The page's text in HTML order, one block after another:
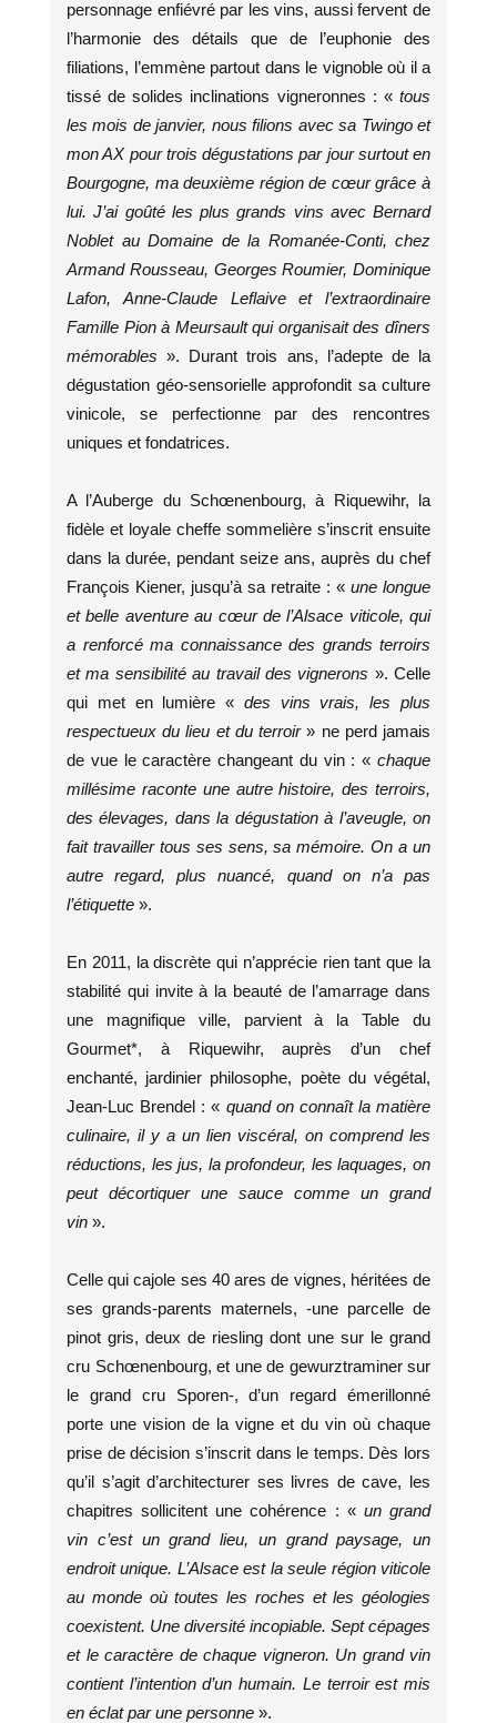
personnage enfiévré par les vins, aussi fervent de
l’harmonie des détails que de l’euphonie des
filiations, l’emmène partout dans le vignoble où il a
tissé de solides inclinations vigneronnes : « tous
les mois de janvier, nous filions avec sa Twingo et
mon AX pour trois dégustations par jour surtout en
Bourgogne, ma deuxième région de cœur grâce à
lui. J’ai goûté les plus grands vins avec Bernard
Noblet au Domaine de la Romanée-Conti, chez
Armand Rousseau, Georges Roumier, Dominique
Lafon, Anne-Claude Leflaive et l’extraordinaire
Famille Pion à Meursault qui organisait des dîners
mémorables». Durant trois ans, l’adepte de la
dégustation géo-sensorielle approfondit sa culture
vinicole, se perfectionne par des rencontres
uniques et fondatrices.
A l’Auberge du Schœnenbourg, à Riquewihr, la
fidèle et loyale cheffe sommelière s’inscrit ensuite
dans la durée, pendant seize ans, auprès du chef
François Kiener, jusqu’à sa retraite : « une longue
et belle aventure au cœur de l’Alsace viticole, qui
a renforcé ma connaissance des grands terroirs
et ma sensibilité au travail des vignerons ». Celle
qui met en lumière « des vins vrais, les plus
respectueux du lieu et du terroir» ne perd jamais
de vue le caractère changeant du vin : « chaque
millésime raconte une autre histoire, des terroirs,
des élevages, dans la dégustation à l’aveugle, on
fait travailler tous ses sens, sa mémoire. On a un
autre regard, plus nuancé, quand on n’a pas
l’étiquette ».
En 2011, la discrète qui n’apprécie rien tant que la
stabilité qui invite à la beauté de l’amarrage dans
une magnifique ville, parvient à la Table du
Gourmet*, à Riquewihr, auprès d’un chef
enchanté, jardinier philosophe, poète du végétal,
Jean-Luc Brendel : « quand on connaît la matière
culinaire, il y a un lien viscéral, on comprend les
réductions, les jus, la profondeur, les laquages, on
peut décortiquer une sauce comme un grand
vin ».
Celle qui cajole ses 40 ares de vignes, héritées de
ses grands-parents maternels, -une parcelle de
pinot gris, deux de riesling dont une sur le grand
cru Schœnenbourg, et une de gewurztraminer sur
le grand cru Sporen-, d’un regard émerillonné
porte une vision de la vigne et du vin où chaque
prise de décision s’inscrit dans le temps. Dès lors
qu’il s’agit d’architecturer ses livres de cave, les
chapitres sollicitent une cohérence : « un grand
vin c’est un grand lieu, un grand paysage, un
endroit unique. L’Alsace est la seule région viticole
au monde où toutes les roches et les géologies
coexistent. Une diversité incopiable. Sept cépages
et le caractère de chaque vigneron. Un grand vin
contient l’intention d’un humain. Le terroir est mis
en éclat par une personne ».